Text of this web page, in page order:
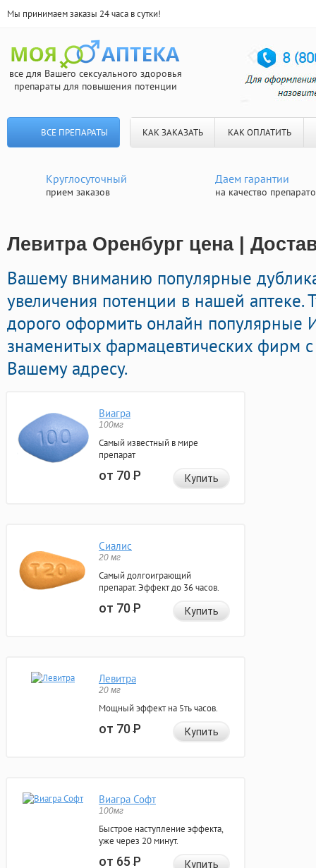
Мы принимаем заказы 24 часа в сутки!
все для Вашего сексуального здоровья
препараты для повышения потенции
ВСЕ ПРЕПАРАТЫ КАК ЗАКАЗАТЬ КАК ОПЛАТИТЬ
Круглосуточный
прием заказов
Даем гарантии
на качество
Левитра Оренбург цена |
Вашему вниманию популярные
увеличения потенции в нашей аптеке.
дорого оформить онлайн популярные
знаменитых фармацевтических фирм с
Вашему адресу.
Виагра
100мг
Самый известный в мире
препарат
от 70Р Купить
Сиалис
20 мг
Самый долгоиграющий
препарат. Эффект до 36 часов.
от 70Р Купить
Левитра
20 мг
Мощный эффект на 5ть часов.
от 70Р Купить
Виагра Софт
100мг
Быстрое наступление эффекта,
уже через 20 минут.
от 65Р Купить